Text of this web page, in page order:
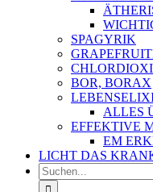
SPAGYRIK
BOR, BORAX
ALLES
EFFEKTIVE
EM
LICHT DAS
Suche
nach: